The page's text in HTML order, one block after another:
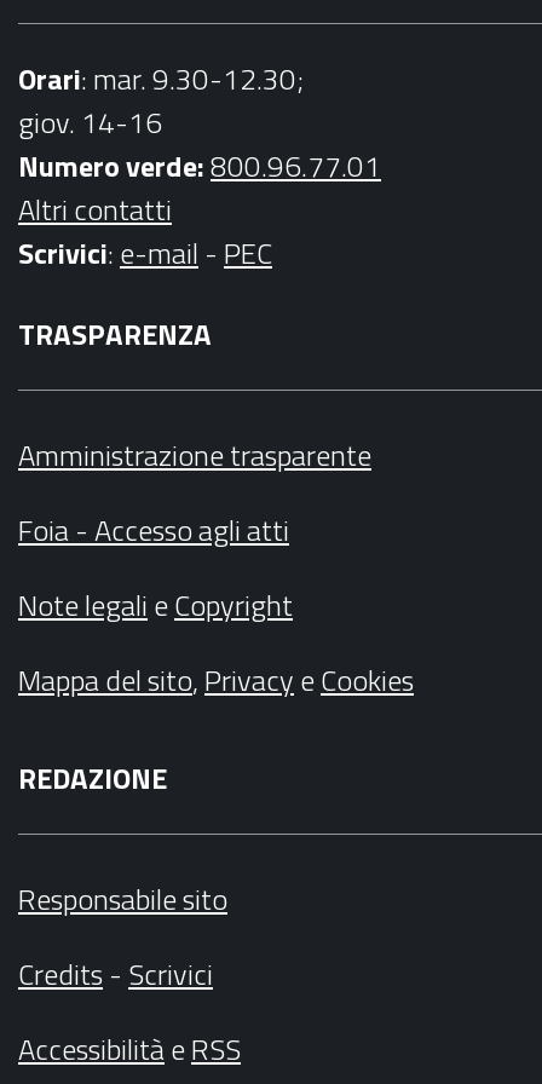
Orari: mar. 9.30-12.30;
giov. 14-16
Numero verde:800.96.77.01
Altri contatti
Scrivici:e-mail - PEC
TRASPARENZA
Amministrazione trasparente
Foia - Accesso agli atti
Note legalieCopyright
Mappa del sito,PrivacyeCookies
REDAZIONE
Responsabile sito
Credits- Scrivici
AccessibilitàeRSS